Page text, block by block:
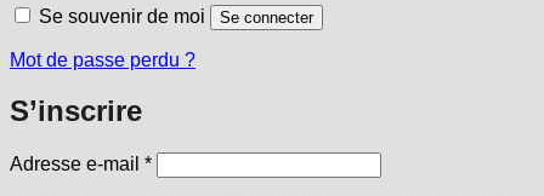
Se souvenir de moi Se connecter
Mot de passe perdu ?
S’inscrire
Adresse e-mail *Obligatoire